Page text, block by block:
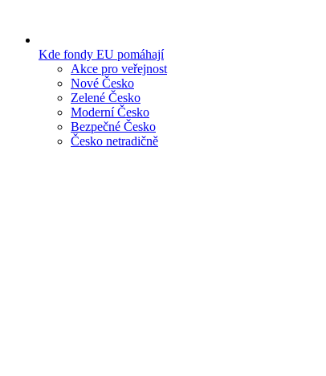
Kde fondy EU pomáhají
Akce pro veřejnost
Nové Česko
Zelené Česko
Moderní Česko
Bezpečné Česko
Česko netradičně